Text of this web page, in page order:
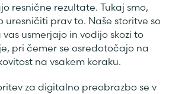
resnične rezultate. Tukaj smo,
prav to. Naše storitve so
usmerjajo in vodijo skozi to
pri čemer se osredotočajo na
na vsakem koraku.
za digitalno preobrazbo se v